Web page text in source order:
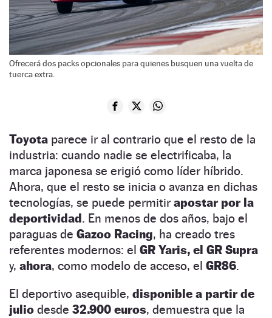
Ofrecerá dos packs opcionales para quienes busquen una vuelta de
tuerca extra.
Toyota parece ir al contrario que el resto de la
industria: cuando nadie se electrificaba, la
marca japonesa se erigió como líder híbrido.
Ahora, que el resto se inicia o avanza en dichas
tecnologías, se puede permitir apostar por la
deportividad. En menos de dos años, bajo el
paraguas de Gazoo Racing, ha creado tres
referentes modernos: el GR Yaris, el GR Supra
y, ahora, como modelo de acceso, el GR86.
El deportivo asequible, disponible a partir de
julio desde 32.900 euros, demuestra que la